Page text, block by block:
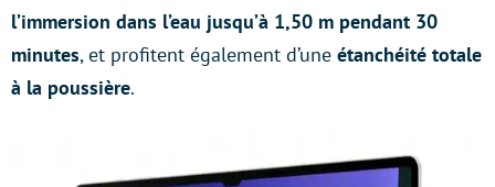
l’immersion dans l’eau jusqu’à 1,50 m pendant 30
minutes, et profitent également d’une étanchéité totale
à la poussière.